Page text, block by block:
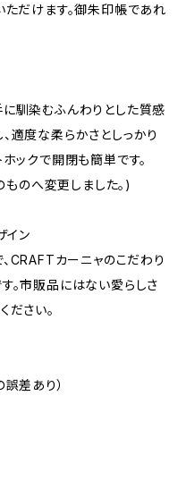
ただけます。御朱印帳であれ
馴染むふんわりとした質感
適度な柔らかさとしっかり
ックで開閉も簡単です。
のへ変更しました。)
イン
CRAFTカーニャのこだわり
。市販品にはない愛らしさ
ださい。
差あり）